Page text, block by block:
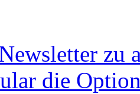
zu
die